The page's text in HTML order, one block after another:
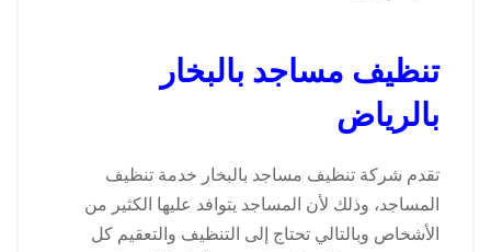
تنظيف مساجد بالبخار
بالرياض
تقدم شركة تنظيف مساجد بالبخار خدمة تنظيف
المساجد، وذلك لأن المساجد يتوافد عليها الكثير من
الأشخاص وبالتالي تحتاج إلى التنظيف والتعقيم كل